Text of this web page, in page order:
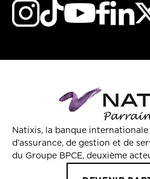
Natixis, la banque
d’assurance, de gestion et de
du Groupe BPCE, deuxième